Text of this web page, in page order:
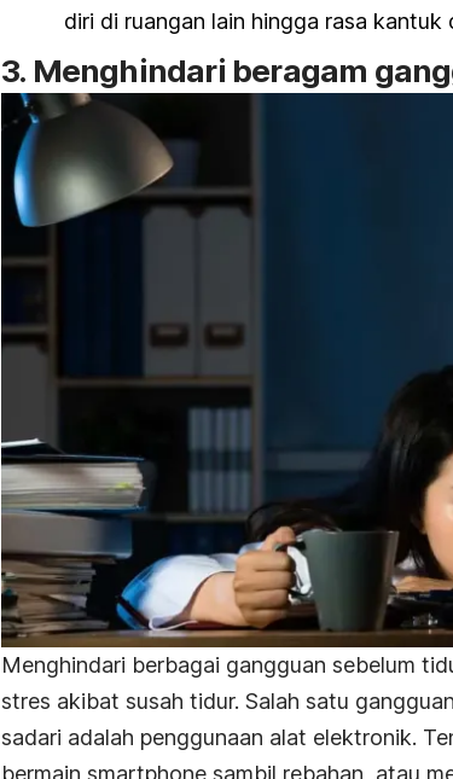
diri di ruangan lain hingga rasa kantuk
3. Menghindari beragam
Menghindari berbagai gangguan sebelum
stres akibat susah tidur. Salah satu
sadari adalah penggunaan alat elektronik.
bermain smartphone sambil rebahan, atau